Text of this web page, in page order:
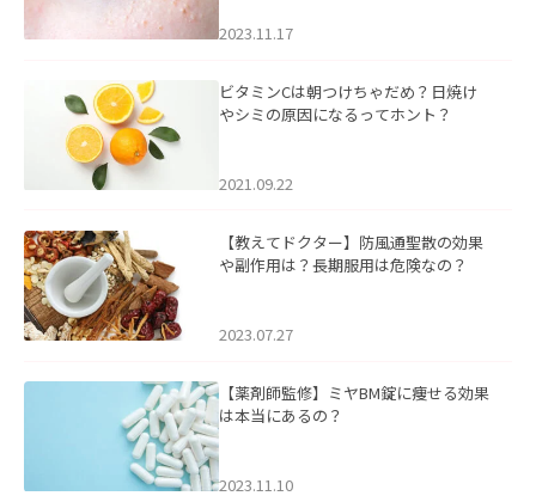
2023.11.17
ビタミンCは朝つけちゃだめ？日焼け
やシミの原因になるってホント？
2021.09.22
【教えてドクター】防風通聖散の効果
や副作用は？長期服用は危険なの？
2023.07.27
【薬剤師監修】ミヤBM錠に痩せる効果
は本当にあるの？
2023.11.10